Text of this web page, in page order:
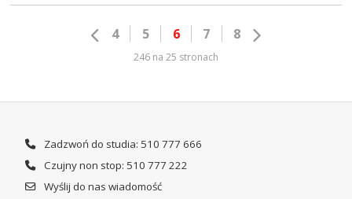
4 5 6 7 8
246 na 25 stronach
Zadzwoń do studia: 510 777 666
Czujny non stop: 510 777 222
Wyślij do nas wiadomość